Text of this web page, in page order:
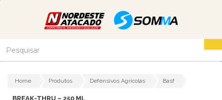
Home Produtos Defensivos Agrícolas Basf
BREAK-THRU – 250 ML